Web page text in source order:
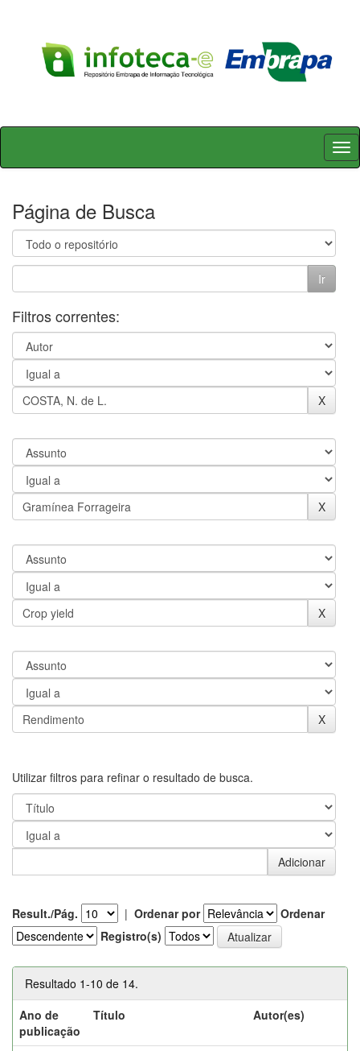
Skip
Página de Busca
Filtros correntes:
Utilizar filtros para refinar o resultado de busca.
Result./Pág. | Ordenar por
Ordenar
Registro(s)
Resultado 1-10 de 14.
Ano de
publicação
Título Autor(es)